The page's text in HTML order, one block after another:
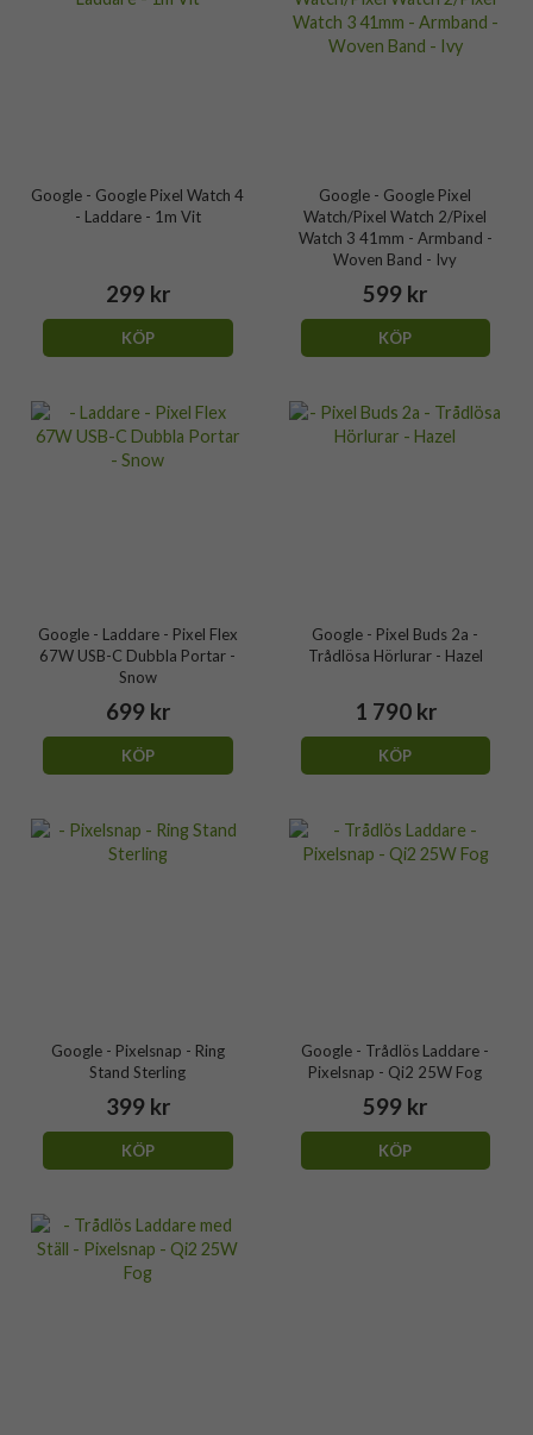
Google - Google Pixel Watch 4
- Laddare - 1m Vit
299 kr
KÖP
Google - Google Pixel
Watch/Pixel Watch 2/Pixel
Watch 3 41mm - Armband -
Woven Band - Ivy
599 kr
KÖP
Google - Laddare - Pixel Flex
67W USB-C Dubbla Portar -
Snow
699 kr
KÖP
Google - Pixel Buds 2a -
Trådlösa Hörlurar - Hazel
1 790 kr
KÖP
Google - Pixelsnap - Ring
Stand Sterling
399 kr
KÖP
Google - Trådlös Laddare -
Pixelsnap - Qi2 25W Fog
599 kr
KÖP